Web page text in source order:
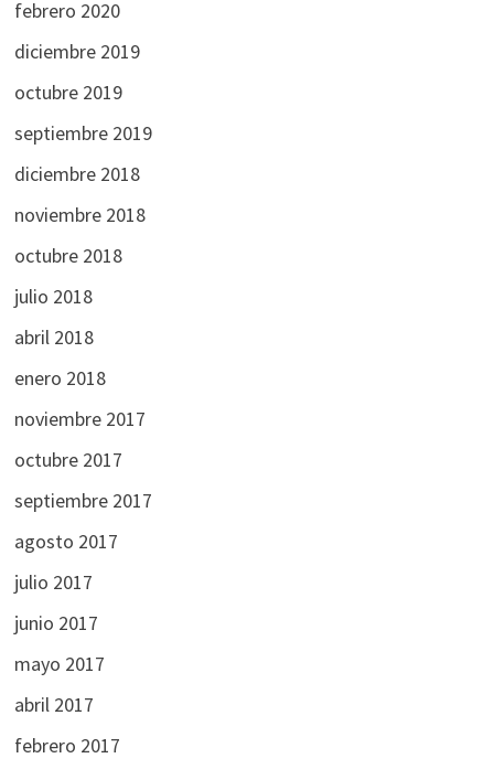
febrero 2020
diciembre 2019
octubre 2019
septiembre 2019
diciembre 2018
noviembre 2018
octubre 2018
julio 2018
abril 2018
enero 2018
noviembre 2017
octubre 2017
septiembre 2017
agosto 2017
julio 2017
junio 2017
mayo 2017
abril 2017
febrero 2017